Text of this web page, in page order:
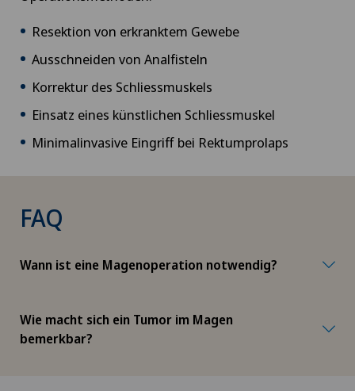
Resektion von erkranktem Gewebe
Ausschneiden von Analfisteln
Korrektur des Schliessmuskels
Einsatz eines künstlichen Schliessmuskel
Minimalinvasive Eingriff bei Rektumprolaps
FAQ
Wann ist eine Magenoperation notwendig?
Wie macht sich ein Tumor im Magen
bemerkbar?